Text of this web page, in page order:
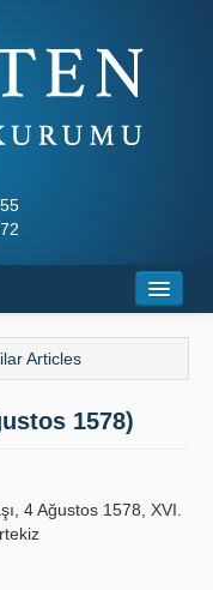
Articles
1578)
4 Ağustos 1578, XVI.